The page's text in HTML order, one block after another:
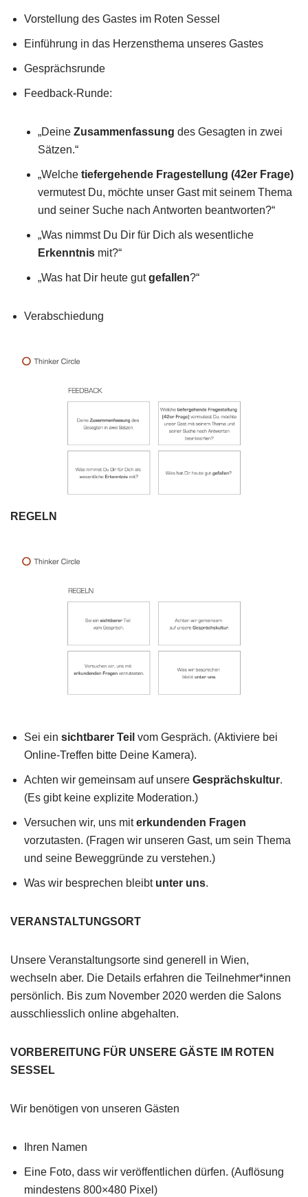
Vorstellung des Gastes im Roten Sessel
Einführung in das Herzensthema unseres Gastes
Gesprächsrunde
Feedback-Runde:
„Deine Zusammenfassung des Gesagten in zwei
Sätzen.“
„Welche tiefergehende Fragestellung (42er Frage)
vermutest Du, möchte unser Gast mit seinem Thema
und seiner Suche nach Antworten beantworten?“
„Was nimmst Du Dir für Dich als wesentliche
Erkenntnis mit?“
„Was hat Dir heute gutgefallen?“
Verabschiedung
REGELN
Sei ein sichtbarer Teil vom Gespräch. (Aktiviere bei
Online-Treffen bitte Deine Kamera).
Achten wir gemeinsam auf unsere Gesprächskultur.
(Es gibt keine explizite Moderation.)
Versuchen wir, uns miterkundenden Fragen
vorzutasten. (Fragen wir unseren Gast, um sein Thema
und seine Beweggründe zu verstehen.)
Was wir besprechen bleibt unter uns.
VERANSTALTUNGSORT
Unsere Veranstaltungsorte sind generell in Wien,
wechseln aber. Die Details erfahren die Teilnehmer*innen
persönlich. Bis zum November 2020 werden die Salons
ausschliesslich online abgehalten.
VORBEREITUNG FÜR UNSERE GÄSTE IM ROTEN
SESSEL
Wir benötigen von unseren Gästen
Ihren Namen
Eine Foto, dass wir veröffentlichen dürfen. (Auflösung
mindestens 800×480 Pixel)